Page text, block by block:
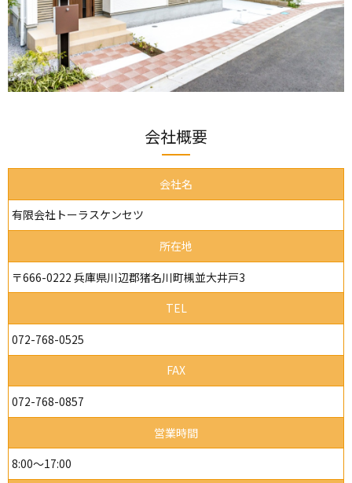
会社概要
会社名
有限会社トーラスケンセツ
所在地
〒666-0222 兵庫県川辺郡猪名川町槻並大井戸3
TEL
072-768-0525
FAX
072-768-0857
営業時間
8:00～17:00